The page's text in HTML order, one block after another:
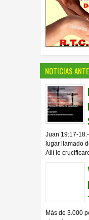
NOTICIAS
Juan 19:17-
lugar llamado
Allí lo
Más de 3.000